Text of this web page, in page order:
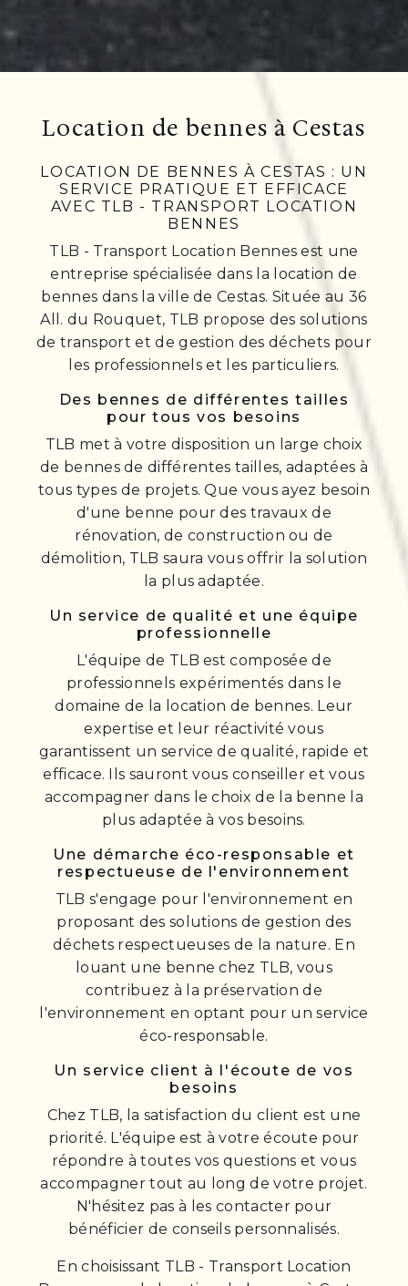
Location de bennes à Cestas
LOCATION DE BENNES À CESTAS : UN
SERVICE PRATIQUE ET EFFICACE
AVEC TLB - TRANSPORT LOCATION
BENNES
TLB - Transport Location Bennes est une
entreprise spécialisée dans la location de
bennes dans la ville de Cestas. Située au 36
All. du Rouquet, TLB propose des solutions
de transport et de gestion des déchets pour
les professionnels et les particuliers.
Des bennes de différentes tailles
pour tous vos besoins
TLB met à votre disposition un large choix
de bennes de différentes tailles, adaptées à
tous types de projets. Que vous ayez besoin
d'une benne pour des travaux de
rénovation, de construction ou de
démolition, TLB saura vous offrir la solution
la plus adaptée.
Un service de qualité et une équipe
professionnelle
L'équipe de TLB est composée de
professionnels expérimentés dans le
domaine de la location de bennes. Leur
expertise et leur réactivité vous
garantissent un service de qualité, rapide et
efficace. Ils sauront vous conseiller et vous
accompagner dans le choix de la benne la
plus adaptée à vos besoins.
Une démarche éco-responsable et
respectueuse de l'environnement
TLB s'engage pour l'environnement en
proposant des solutions de gestion des
déchets respectueuses de la nature. En
louant une benne chez TLB, vous
contribuez à la préservation de
l'environnement en optant pour un service
éco-responsable.
Un service client à l'écoute de vos
besoins
Chez TLB, la satisfaction du client est une
priorité. L'équipe est à votre écoute pour
répondre à toutes vos questions et vous
accompagner tout au long de votre projet.
N'hésitez pas à les contacter pour
bénéficier de conseils personnalisés.
En choisissant TLB - Transport Location